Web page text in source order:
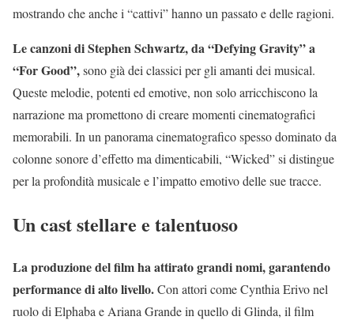
mostrando che anche i “cattivi” hanno un passato e delle ragioni.
Le canzoni di Stephen Schwartz, da “Defying Gravity” a
“For Good”,sono già dei classici per gli amanti dei musical.
Queste melodie, potenti ed emotive, non solo arricchiscono la
narrazione ma promettono di creare momenti cinematografici
memorabili. In un panorama cinematografico spesso dominato da
colonne sonore d’effetto ma dimenticabili, “Wicked” si distingue
per la profondità musicale e l’impatto emotivo delle sue tracce.
Un cast stellare e talentuoso
La produzione del film ha attirato grandi nomi, garantendo
performance di alto livello.Con attori come Cynthia Erivo nel
ruolo di Elphaba e Ariana Grande in quello di Glinda, il film